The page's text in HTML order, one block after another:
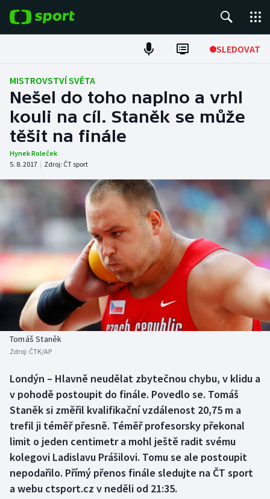
SLEDOVAT
Fotbal
Hokej
Tenis
Atletika
Cyklistika
DALŠÍ SPORTY
Americký fotbal
Baseball a softbal
Basketbal
Biatlon
Box
Curling
Dostihy
Florbal
NEPŘEHLÉDNĚTE
Soutěže
Historické návraty
Aplikace ČT sport
MISTROVSTVÍ SVĚTA
Nešel do toho naplno a vrhl
kouli na cíl. Staněk se může
těšit na finále
Hynek Roleček
5. 8. 2017 | Zdroj: ČT sport
Tomáš Staněk
Zdroj: ČTK/AP
Londýn – Hlavně neudělat zbytečnou chybu, v klidu a
v pohodě postoupit do finále. Povedlo se. Tomáš
Staněk si změřil kvalifikační vzdálenost 20,75 m a
trefil ji téměř přesně. Téměř profesorsky překonal
limit o jeden centimetr a mohl ještě radit svému
kolegovi Ladislavu Prášilovi. Tomu se ale postoupit
nepodařilo. Přímý přenos finále sledujte na ČT sport
a webu ctsport.cz v neděli od 21:35.